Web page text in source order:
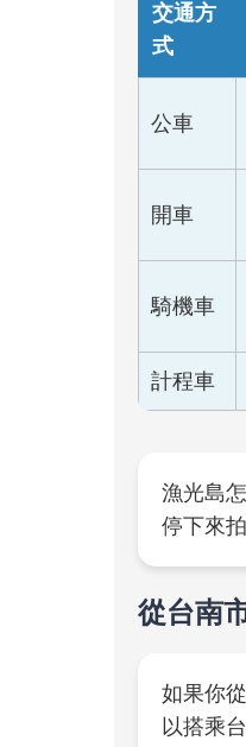
交通方
式
公車
開車
騎機車
計程車
漁光島
停下來
從台南
如果你
以搭乘